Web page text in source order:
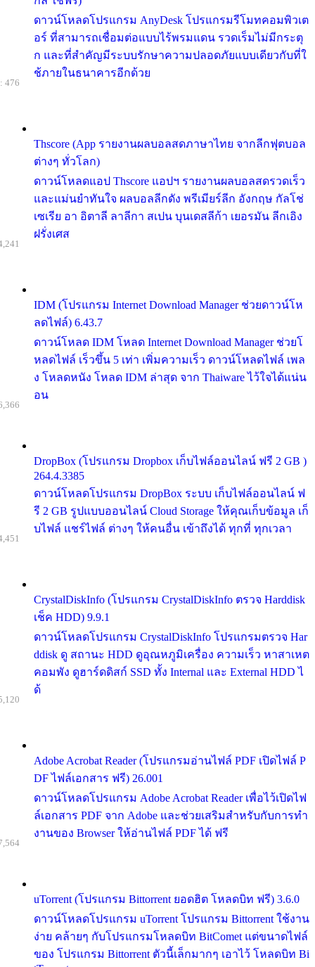
ดาวน์โหลดโปรแกรม AnyDesk โปรแกรมรีโมทคอมพิวเต
อร์ ที่สามารถเชื่อมต่อแบบไร้พรมแดน รวดเร็มไม่มีกระตุ
ก และที่สำคัญมีระบบรักษาความปลอดภัยแบบเดียวกับที่ใ
ช้ภายในธนาคารอีกด้วย
Thscore (App รายงานผลบอลสดภาษาไทย จากลีกฟุตบอล
ต่างๆ ทั่วโลก)
ดาวน์โหลดแอป Thscore แอปฯ รายงานผลบอลสดรวดเร็ว
และแม่นยำทันใจ ผลบอลลีกดัง พรีเมียร์ลีก อังกฤษ กัลโช่
เซเรีย อา อิตาลี ลาลีกา สเปน บุนเดสลีก้า เยอรมัน ลีกเอิง
ฝรั่งเศส
476
IDM (โปรแกรม Internet Download Manager ช่วยดาวน์โห
ลดไฟล์) 6.43.7
ดาวน์โหลด IDM โหลด Internet Download Manager ช่วยโ
หลดไฟล์ เร็วขึ้น 5 เท่า เพิ่มความเร็ว ดาวน์โหลดไฟล์ เพล
ง โหลดหนัง โหลด IDM ล่าสุด จาก Thaiware ไว้ใจได้แน่น
อน
DropBox (โปรแกรม Dropbox เก็บไฟล์ออนไลน์ ฟรี 2 GB )
264.4.3385
ดาวน์โหลดโปรแกรม DropBox ระบบ เก็บไฟล์ออนไลน์ ฟ
รี 2 GB รูปแบบออนไลน์ Cloud Storage ให้คุณเก็บข้อมูล เก็
บไฟล์ แชร์ไฟล์ ต่างๆ ให้คนอื่น เข้าถึงได้ ทุกที่ ทุกเวลา
CrystalDiskInfo (โปรแกรม CrystalDiskInfo ตรวจ Harddisk
เช็ค HDD) 9.9.1
ดาวน์โหลดโปรแกรม CrystalDiskInfo โปรแกรมตรวจ Har
ddisk ดู สถานะ HDD ดูอุณหภูมิเครื่อง ความเร็ว หาสาเหต
คอมพัง ดูฮาร์ดดิสก์ SSD ทั้ง Internal และ External HDD ไ
ด้
Adobe Acrobat Reader (โปรแกรมอ่านไฟล์ PDF เปิดไฟล์ P
DF ไฟล์เอกสาร ฟรี) 26.001
ดาวน์โหลดโปรแกรม Adobe Acrobat Reader เพื่อไว้เปิดไฟ
ล์เอกสาร PDF จาก Adobe และช่วยเสริมสำหรับกับการทำ
งานของ Browser ให้อ่านไฟล์ PDF ได้ ฟรี
uTorrent (โปรแกรม Bittorrent ยอดฮิต โหลดบิท ฟรี) 3.6.0
ดาวน์โหลดโปรแกรม uTorrent โปรแกรม Bittorrent ใช้งาน
ง่าย คล้ายๆ กับโปรแกรมโหลดบิท BitComet แต่ขนาดไฟล์
ของ โปรแกรม Bittorrent ตัวนี้เล็กมากๆ เอาไว้ โหลดบิท Bi